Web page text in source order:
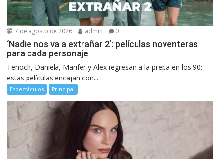
7 de agosto de 2026 admin 0
‘Nadie nos va a extrañar 2’: películas noventeras
para cada personaje
Tenoch, Daniela, Marifer y Alex regresan a la prepa en los 90;
estas películas encajan con...
Espectáculos Principal